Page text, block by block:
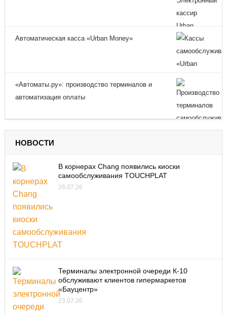
Автоматическая касса «Urban Money»
«Автоматы.ру»: производство терминалов и
автоматизация оплаты
НОВОСТИ
В корнерах Chang появились киоски
самообслуживания TOUCHPLAT
26.07.26
Терминалы электронной очереди К-10
обслуживают клиентов гипермаркетов
«Бауцентр»
23.07.26